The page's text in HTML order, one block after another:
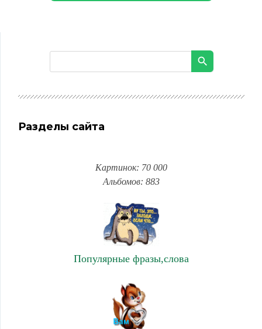
Разделы сайта
Картинок: 70 000
Альбомов: 883
Популярные фразы,слова